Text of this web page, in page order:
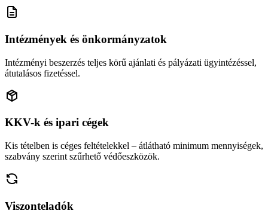
Intézmények és önkormányzatok
Intézményi beszerzés teljes körű ajánlati és pályázati ügyintézéssel,
átutalásos fizetéssel.
KKV-k és ipari cégek
Kis tételben is céges feltételekkel – átlátható minimum mennyiségek,
szabvány szerint szűrhető védőeszközök.
Viszonteladók